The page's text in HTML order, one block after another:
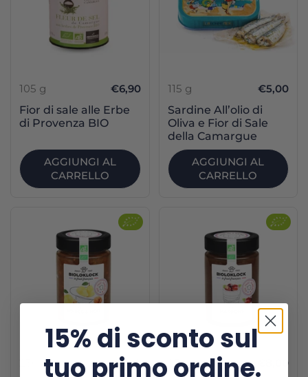
105 g
€6,90
Fior di sale alle Erbe
di Provenza BIO
AGGIUNGI AL
CARRELLO
115 g
€5,00
Sardine All’olio di
Oliva e Fior di Sale
della Camargue
AGGIUNGI AL
CARRELLO
230 g
€7,50
230 g
€8,00
15% di sconto sul
tuo primo ordine.